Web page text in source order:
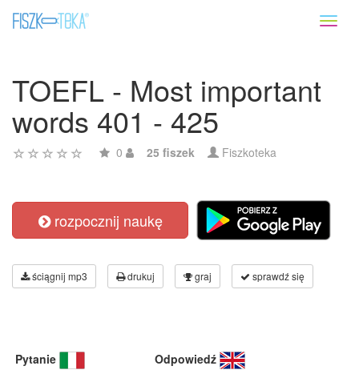
TOEFL - Most important
words 401 - 425
0 25 fiszek Fiszkoteka
rozpocznij naukę
ściągnij mp3 drukuj graj sprawdź się
Pytanie Odpowiedź